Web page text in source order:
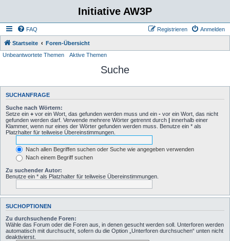
Initiative AW3P
FAQ Anmelden
Registrieren
Startseite
Foren-Übersicht
Unbeantwortete Themen
Aktive Themen
Suche
SUCHANFRAGE
Suche nach Wörtern:
Setze ein + vor ein Wort, das gefunden werden muss und ein - vor ein Wort, das nicht
gefunden werden darf. Verwende mehrere Wörter getrennt durch | innerhalb einer
Klammer, wenn nur eines der Wörter gefunden werden muss. Benutze ein * als
Platzhalter für teilweise Übereinstimmungen.
Nach allen Begriffen suchen oder Suche wie angegeben verwenden
Nach einem Begriff suchen
Zu suchender Autor:
Benutze ein * als Platzhalter für teilweise Übereinstimmungen.
SUCHOPTIONEN
Zu durchsuchende Foren:
Wähle das Forum oder die Foren aus, in denen gesucht werden soll. Unterforen werden
automatisch mit durchsucht, sofern du die Option „Unterforen durchsuchen“ unten nicht
deaktivierst.